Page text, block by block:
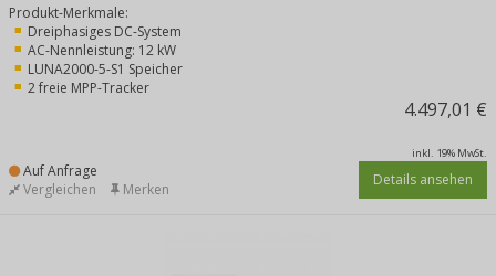
Produkt-Merkmale:
Dreiphasiges DC-System
AC-Nennleistung: 12 kW
LUNA2000-5-S1 Speicher
2 freie MPP-Tracker
4.497,01 €
inkl. 19% MwSt.
Auf Anfrage Details ansehen
Vergleichen Merken